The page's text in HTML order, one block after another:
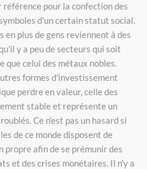
pour la confection des
d'un certain statut social.
en plus de gens reviennent à des
y a peu de secteurs qui soit
que celui des métaux nobles.
formes d'investissement
perdre en valeur, celle des
stable et représente un
Ce n'est pas un hasard si
de ce monde disposent de
propre afin de se prémunir des
et des crises monétaires. Il n'y a